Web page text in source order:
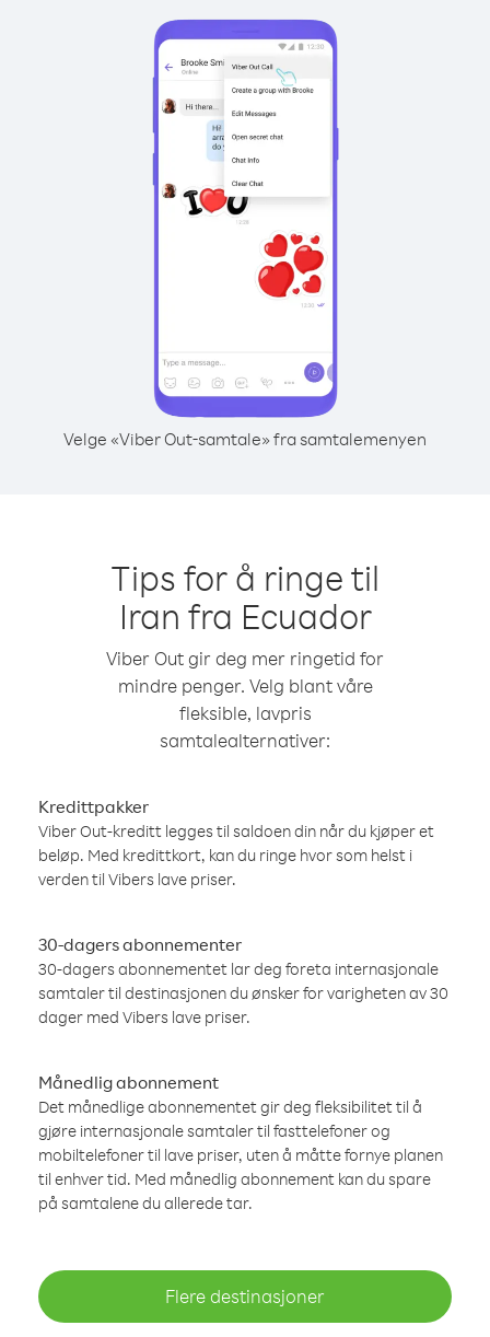
Velge «Viber Out-samtale» fra samtalemenyen
Tips for å ringe til
Iran fra Ecuador
Viber Out gir deg mer ringetid for
mindre penger. Velg blant våre
fleksible, lavpris
samtalealternativer:
Kredittpakker
Viber Out-kreditt legges til saldoen din når du kjøper et
beløp. Med kredittkort, kan du ringe hvor som helst i
verden til Vibers lave priser.
30-dagers abonnementer
30-dagers abonnementet lar deg foreta internasjonale
samtaler til destinasjonen du ønsker for varigheten av 30
dager med Vibers lave priser.
Månedlig abonnement
Det månedlige abonnementet gir deg fleksibilitet til å
gjøre internasjonale samtaler til fasttelefoner og
mobiltelefoner til lave priser, uten å måtte fornye planen
til enhver tid. Med månedlig abonnement kan du spare
på samtalene du allerede tar.
Flere destinasjoner